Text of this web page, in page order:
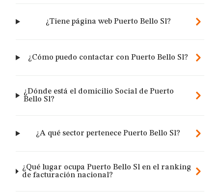
¿Tiene página web Puerto Bello Sl?
¿Cómo puedo contactar con Puerto Bello Sl?
¿Dónde está el domicilio Social de Puerto
Bello Sl?
¿A qué sector pertenece Puerto Bello Sl?
¿Qué lugar ocupa Puerto Bello Sl en el ranking
de facturación nacional?